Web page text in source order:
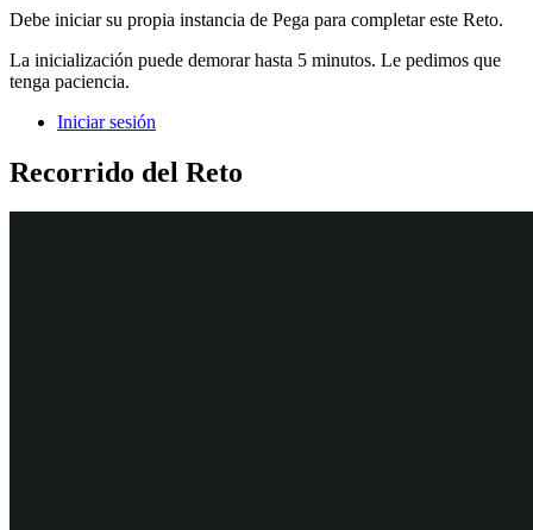
Debe iniciar su propia instancia de Pega para completar este Reto.
La inicialización puede demorar hasta 5 minutos. Le pedimos que
tenga paciencia.
Iniciar sesión
Recorrido del Reto